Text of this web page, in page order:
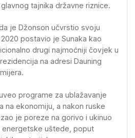
tajnika državne riznice.
je Džonson učvrstio svoju
postavio je Sunaka kao
drugi najmoćniji čovjek u
na adresi Dauning
programe za ublažavanje
na ekonomiju, a nakon ruske
je poreze na gorivo i ukinuo
energetske uštede, poput